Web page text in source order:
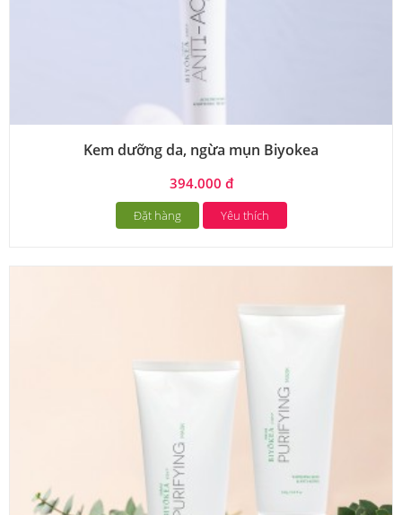
Kem dưỡng da, ngừa mụn Biyokea
394.000 đ
Đặt hàng Yêu thích